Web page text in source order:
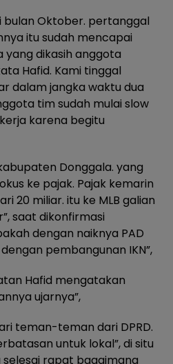
bulan Oktober. pertanggal
itu sudah mencapai
yang dikasih anggota
Hafid. Kami tinggal
dalam jangka waktu dua
tim sudah mulai slow
karena begitu
Donggala. yang
ke pajak. Pajak kemarin
20 miliar. itu ke MLB galian
saat dikonfirmasi
dengan naiknya PAD
pembangunan IKN”,
Hafid mengatakan
ujarnya”,
teman-teman dari DPRD.
untuk lokal”, di situ
rapat bagaimana